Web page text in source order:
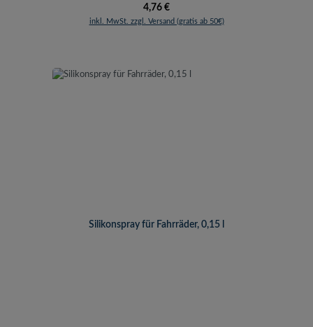
Regulärer Preis:
4,76 €
inkl. MwSt. zzgl. Versand (gratis ab 50€)
Silikonspray für Fahrräder, 0,15 l